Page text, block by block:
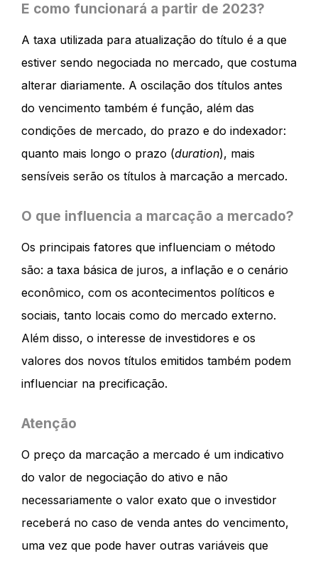
E como funcionará a partir de 2023?
A taxa utilizada para atualização do título é a que
estiver sendo negociada no mercado, que costuma
alterar diariamente. A oscilação dos títulos antes
do vencimento também é função, além das
condições de mercado, do prazo e do indexador:
quanto mais longo o prazo (duration), mais
sensíveis serão os títulos à marcação a mercado.
O que influencia a marcação a mercado?
Os principais fatores que influenciam o método
são: a taxa básica de juros, a inflação e o cenário
econômico, com os acontecimentos políticos e
sociais, tanto locais como do mercado externo.
Além disso, o interesse de investidores e os
valores dos novos títulos emitidos também podem
influenciar na precificação.
Atenção
O preço da marcação a mercado é um indicativo
do valor de negociação do ativo e não
necessariamente o valor exato que o investidor
receberá no caso de venda antes do vencimento,
uma vez que pode haver outras variáveis que